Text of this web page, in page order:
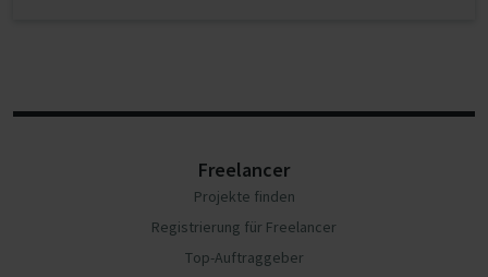
Freelancer
Projekte finden
Registrierung für Freelancer
Top-Auftraggeber